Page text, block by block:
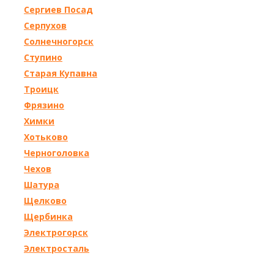
Сергиев Посад
Серпухов
Солнечногорск
Ступино
Старая Купавна
Троицк
Фрязино
Химки
Хотьково
Черноголовка
Чехов
Шатура
Щелково
Щербинка
Электрогорск
Электросталь